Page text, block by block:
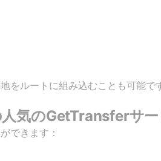
をルートに組み込むことも可能で
気のGetTransferサー
できます：